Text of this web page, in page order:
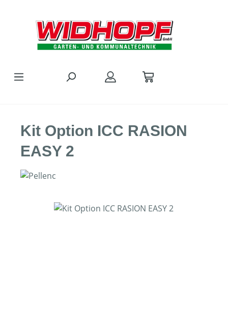
Kit Option ICC RASION
EASY 2
Bildergalerie überspringen